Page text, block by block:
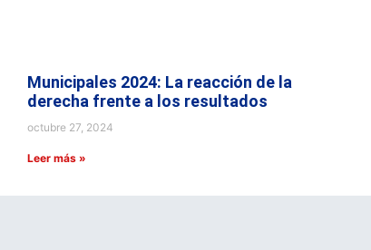
Municipales 2024: La reacción de la
derecha frente a los resultados
octubre 27, 2024
Leer más »